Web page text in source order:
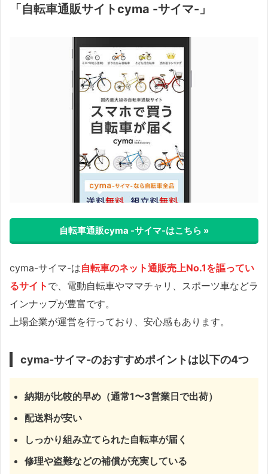
「自転車通販サイトcyma -サイマ-」
自転車通販cyma -サイマ-はこちら »
cyma-サイマ-は自転車のネット通販売上No.1を謳ってい
るサイト で、電動自転車やママチャリ、スポーツ車などラ
インナップが豊富です。
上場企業が運営を行っており、安心感もあります。
cyma-サイマ-のおすすめポイントは以下の4つ
納期が比較的早め（通常1〜3営業日で出荷）
配送料が安い
しっかり組み立てられた自転車が届く
修理や盗難などの補償が充実している